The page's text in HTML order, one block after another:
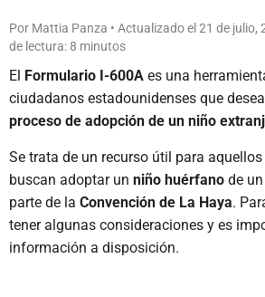
Por Mattia Panza • Actualizado el 21 de julio,
de lectura: 8 minutos
El Formulario I-600A es una
ciudadanos estadounidenses que
proceso de adopción de un niño
Se trata de un recurso útil para
buscan adoptar un niño huérfano de
parte de la Convención de La Haya.
tener algunas consideraciones y es
información a disposición.